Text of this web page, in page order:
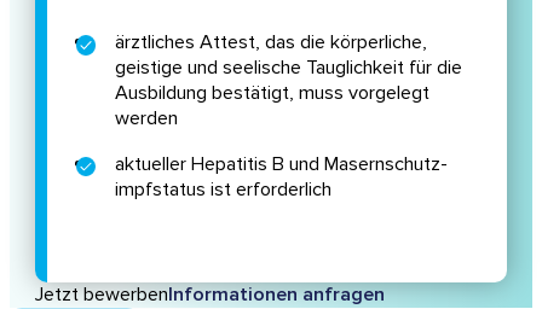
ärztliches Attest, das die körperliche,
geistige und seelische Tauglichkeit für die
Ausbildung bestätigt, muss vorgelegt
werden
aktueller Hepatitis B und Masernschutz­
impfstatus ist erforderlich
Jetzt bewerbenInformationen anfragen